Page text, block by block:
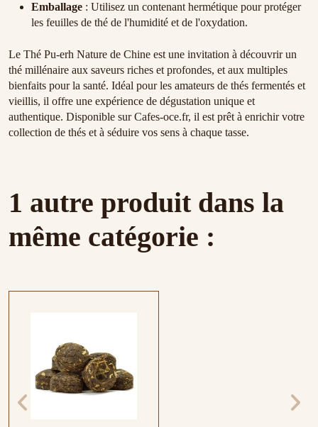
Emballage : Utilisez un contenant hermétique pour protéger
les feuilles de thé de l'humidité et de l'oxydation.
Le Thé Pu-erh Nature de Chine est une invitation à découvrir un
thé millénaire aux saveurs riches et profondes, et aux multiples
bienfaits pour la santé. Idéal pour les amateurs de thés fermentés et
vieillis, il offre une expérience de dégustation unique et
authentique. Disponible sur Cafes-oce.fr, il est prêt à enrichir votre
collection de thés et à séduire vos sens à chaque tasse.
1 autre produit dans la
même catégorie :